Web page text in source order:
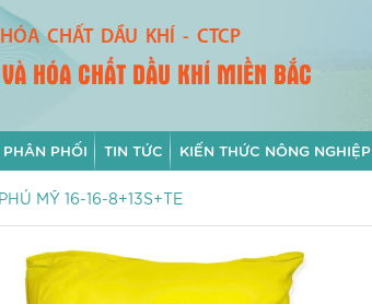
CHẤT DẦU KHÍ - CTCP
HÓA CHẤT DẦU KHÍ MIỀN BẮC
PHỐI TIN TỨC KIẾN THỨC NÔNG NGHIỆP
MỸ 16-16-8+13S+TE